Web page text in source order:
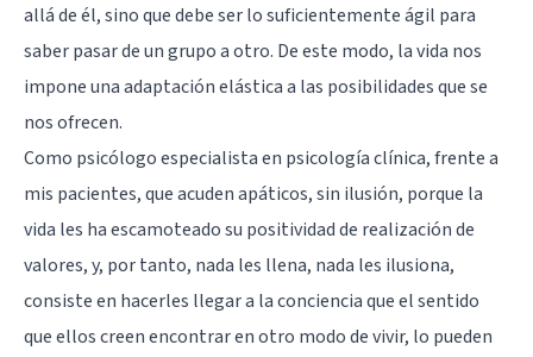
allá de él, sino que debe ser lo suficientemente ágil para
saber pasar de un grupo a otro. De este modo, la vida nos
impone una adaptación elástica a las posibilidades que se
nos ofrecen.
Como psicólogo especialista en psicología clínica, frente a
mis pacientes, que acuden apáticos, sin ilusión, porque la
vida les ha escamoteado su positividad de realización de
valores, y, por tanto, nada les llena, nada les ilusiona,
consiste en hacerles llegar a la conciencia que el sentido
que ellos creen encontrar en otro modo de vivir, lo pueden